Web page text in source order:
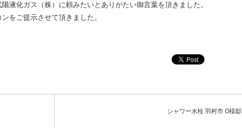
液化ガス（株）に頼みたいとありがたい御言葉を頂きました。
をご提示させて頂きました。
シャワー水栓 羽村市 O様邸